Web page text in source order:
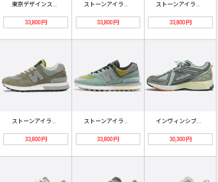
東京デザインスタジオ x ニューバラ…
33,800 円
ストーンアイランド x ニューバラン…
33,800 円
ストーンアイランド x ニューバラン…
33,800 円
ストーンアイランド x ニューバラン…
33,800 円
ストーンアイランド x ニューバラン…
33,800 円
インヴィンシブル×N.ハリウッド×ニ…
30,300 円